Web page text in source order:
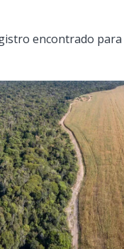
encontrado para